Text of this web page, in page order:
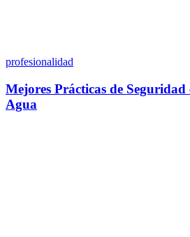
profesionalidad
Mejores Prácticas de
Agua